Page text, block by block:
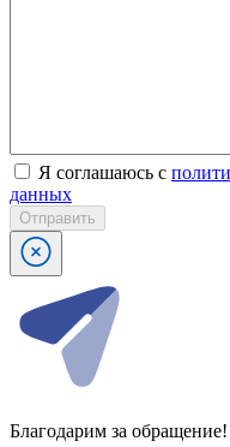
Я соглашаюсь с
данных
Отправить
Благодарим за обращение!